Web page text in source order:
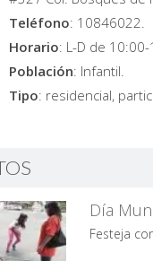
Teléfono: 10846022.
Horario: L-D de
Población: Infantil.
Tipo: residencial,
Día
Festeja